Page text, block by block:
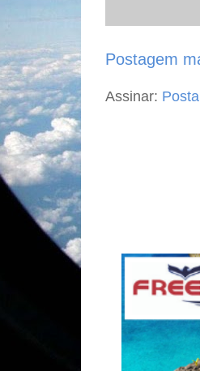
Postagem
Assinar: